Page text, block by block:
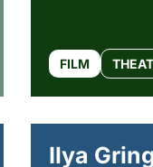
FILM
Ilya